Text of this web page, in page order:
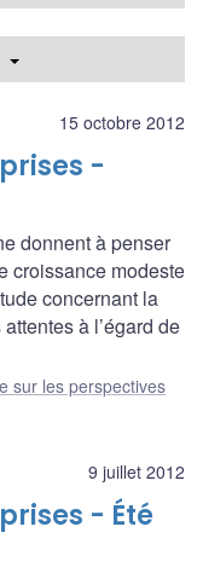
15 octobre 2012
-
donnent à penser
croissance modeste
concernant la
à l’égard de
sur les perspectives
9 juillet 2012
- Été